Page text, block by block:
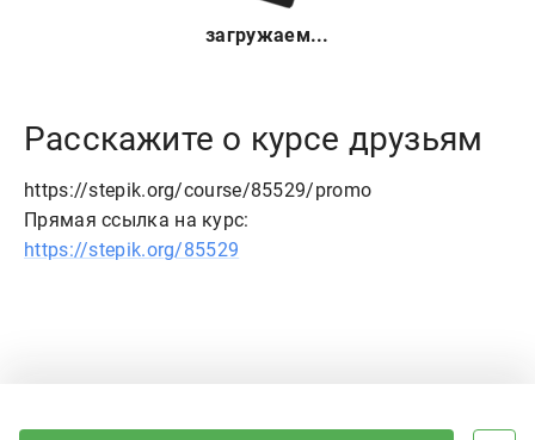
загружаем...
Расскажите о курсе друзьям
https://stepik.org/course/85529/promo
Прямая ссылка на курс:
https://stepik.org/85529